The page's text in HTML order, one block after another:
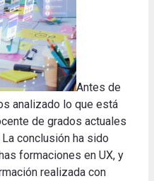
Antes de
analizado lo que está
de grados actuales
conclusión ha sido
formaciones en UX, y
realizada con